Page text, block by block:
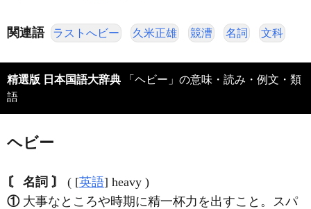
関連語 ラストへビー 久米正雄 競漕 名詞 文科
精選版 日本国語大辞典 「ヘビー」の意味・読み・例文・類
語
ヘビー
〘 名詞 〙 ( [英語] heavy )
①大事なところや時期に精一杯力を出すこと。スパ